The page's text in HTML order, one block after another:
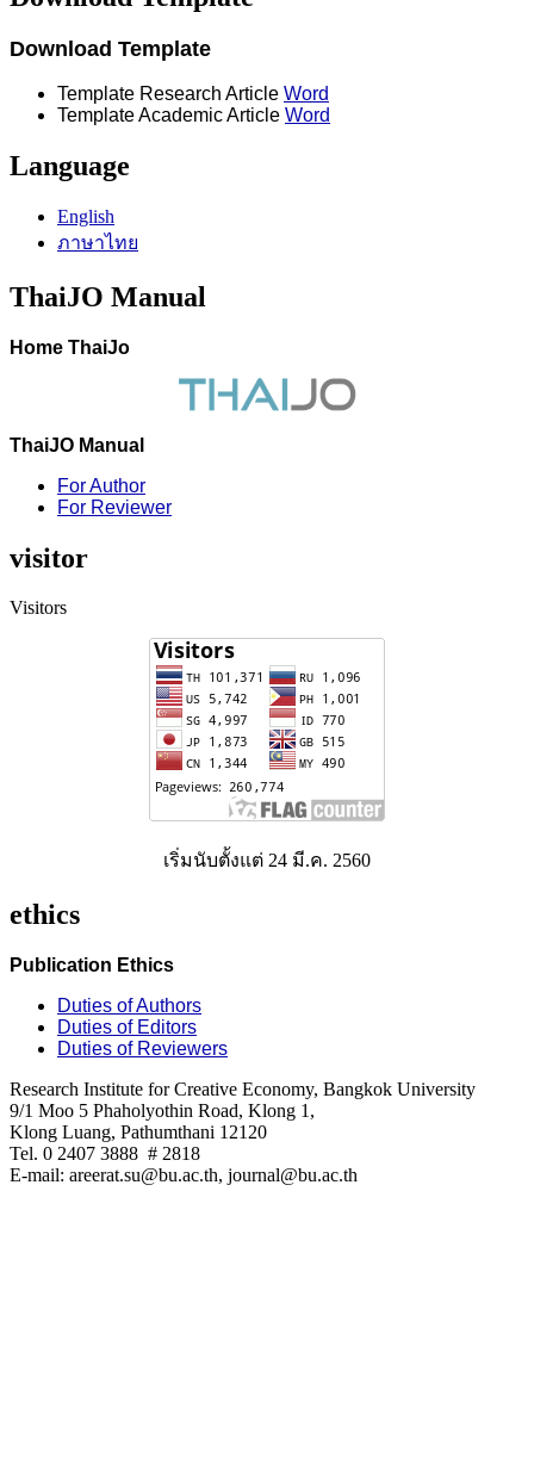
Download Template
Template Research Article Word
Template Academic Article Word
Language
English
ภาษาไทย
ThaiJO Manual
Home ThaiJo
ThaiJO Manual
For Author
For Reviewer
visitor
Visitors
เริ่มนับตั้งแต่ 24 มี.ค. 2560
ethics
Publication Ethics
Duties of Authors
Duties of Editors
Duties of Reviewers
Research Institute for Creative Economy, Bangkok University
9/1 Moo 5 Phaholyothin Road, Klong 1,
Klong Luang, Pathumthani 12120
Tel. 0 2407 3888 # 2818
E-mail: areerat.su@bu.ac.th, journal@bu.ac.th